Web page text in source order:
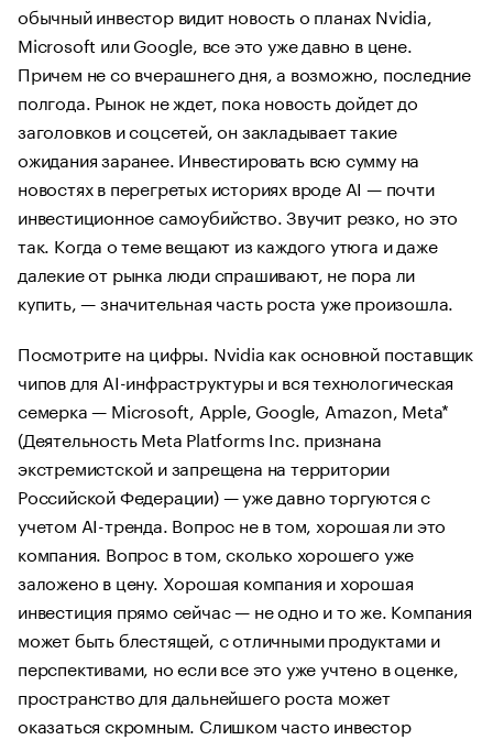
обычный инвестор видит новость о планах Nvidia,
Microsoft или Google, все это уже давно в цене.
Причем не со вчерашнего дня, а возможно, последние
полгода. Рынок не ждет, пока новость дойдет до
заголовков и соцсетей, он закладывает такие
ожидания заранее. Инвестировать всю сумму на
новостях в перегретых историях вроде AI — почти
инвестиционное самоубийство. Звучит резко, но это
так. Когда о теме вещают из каждого утюга и даже
далекие от рынка люди спрашивают, не пора ли
купить, — значительная часть роста уже произошла.
Посмотрите на цифры. Nvidia как основной поставщик
чипов для AI-инфраструктуры и вся технологическая
семерка — Microsoft, Apple, Google, Amazon, Meta*
(Деятельность Meta Platforms Inc. признана
экстремистской и запрещена на территории
Российской Федерации) — уже давно торгуются с
учетом AI-тренда. Вопрос не в том, хорошая ли это
компания. Вопрос в том, сколько хорошего уже
заложено в цену. Хорошая компания и хорошая
инвестиция прямо сейчас — не одно и то же. Компания
может быть блестящей, с отличными продуктами и
перспективами, но если все это уже учтено в оценке,
пространство для дальнейшего роста может
оказаться скромным. Слишком часто инвестор